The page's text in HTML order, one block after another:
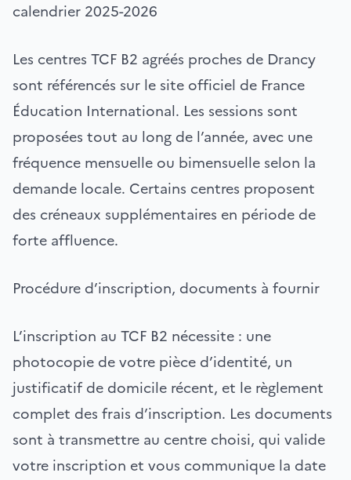
calendrier 2025-2026
Les centres TCF B2 agréés proches de Drancy
sont référencés sur le site officiel de France
Éducation International. Les sessions sont
proposées tout au long de l’année, avec une
fréquence mensuelle ou bimensuelle selon la
demande locale. Certains centres proposent
des créneaux supplémentaires en période de
forte affluence.
Procédure d’inscription, documents à fournir
L’inscription au TCF B2 nécessite : une
photocopie de votre pièce d’identité, un
justificatif de domicile récent, et le règlement
complet des frais d’inscription. Les documents
sont à transmettre au centre choisi, qui valide
votre inscription et vous communique la date